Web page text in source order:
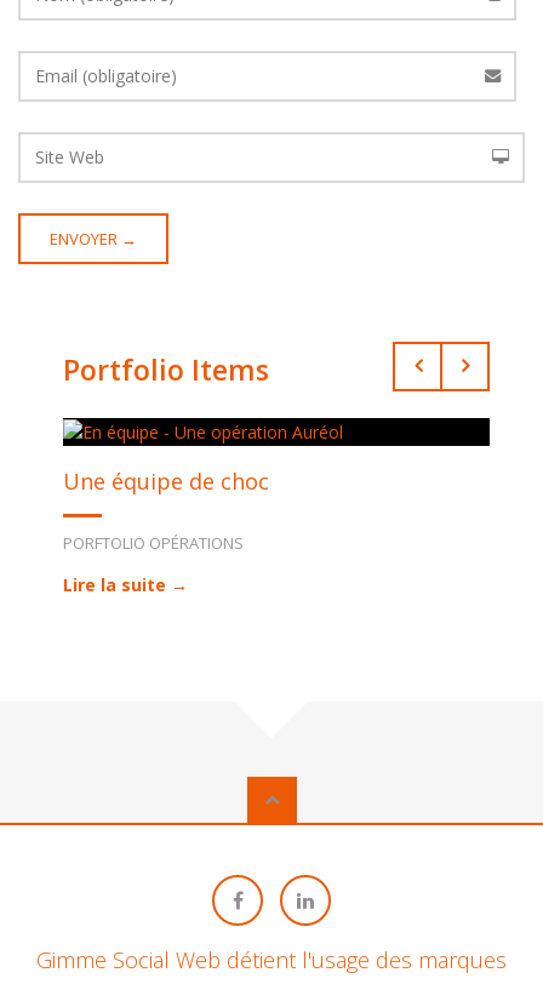
Portfolio Items
Une équipe de choc
PORFTOLIO OPÉRATIONS
Lire la suite →
Gimme Social Web détient l'usage des marques